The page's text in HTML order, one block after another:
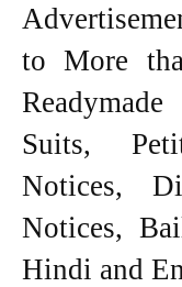
to More
Suits,
Notices,
Notices,
Hindi and